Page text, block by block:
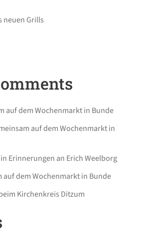
neuen Grills
auf dem Wochenmarkt in Bunde
auf dem Wochenmarkt in
Erinnerungen an Erich Weelborg
auf dem Wochenmarkt in Bunde
Kirchenkreis Ditzum